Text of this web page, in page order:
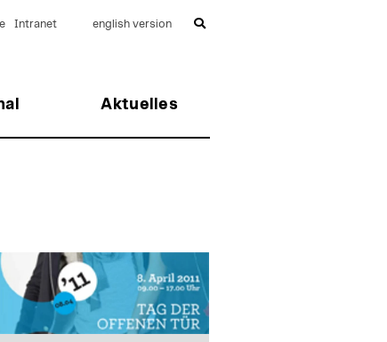
Aktuelles
Intranet english version